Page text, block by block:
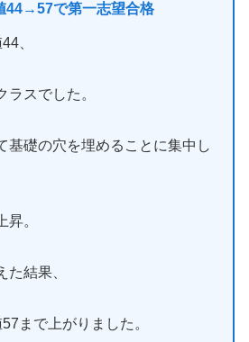
44→57で第一志望合格
、
ラスでした。
基礎の穴を埋めることに集中し
。
た結果、
まで上がりました。